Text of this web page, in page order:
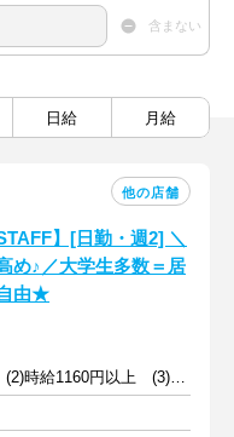
含まない
日給 月給
他の店舗
】[日勤・週2] ＼
め♪／大学生多数＝居
由★
(1)時給1160円以上 (2)時給1160円以上 (3)時給1150円以上